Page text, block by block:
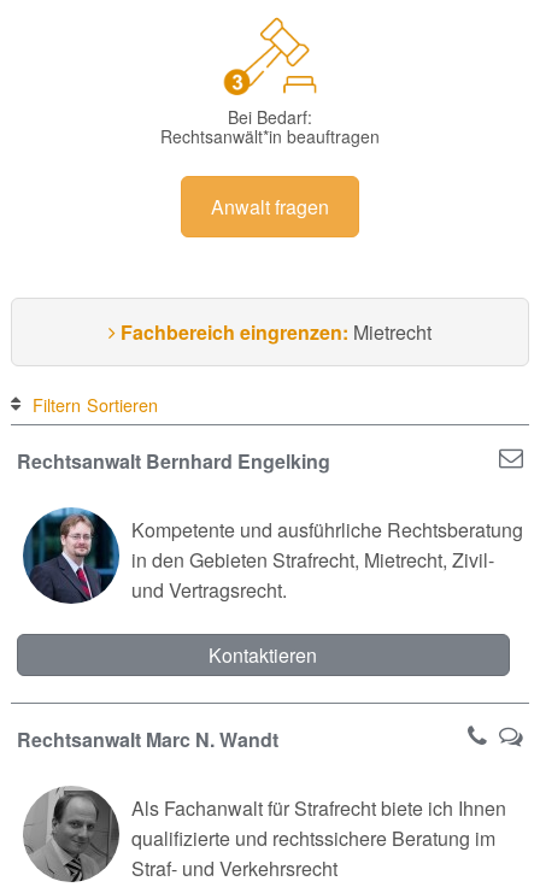
Bei Bedarf:
Rechtsanwält*in beauftragen
Anwalt fragen
Fachbereich eingrenzen: Mietrecht
Filtern Sortieren
Rechtsanwalt Bernhard Engelking
Kompetente und ausführliche Rechtsberatung
in den Gebieten Strafrecht, Mietrecht, Zivil-
und Vertragsrecht.
Kontaktieren
Rechtsanwalt Marc N. Wandt
Als Fachanwalt für Strafrecht biete ich Ihnen
qualifizierte und rechtssichere Beratung im
Straf- und Verkehrsrecht